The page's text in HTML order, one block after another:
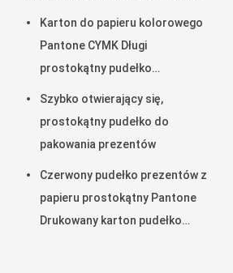
Karton do papieru kolorowego
Pantone CYMK Długi
prostokątny pudełko
Szybko otwierający się,
prostokątny pudełko do
pakowania prezentów
Czerwony pudełko prezentów z
papieru prostokątny Pantone
Drukowany karton pudełko